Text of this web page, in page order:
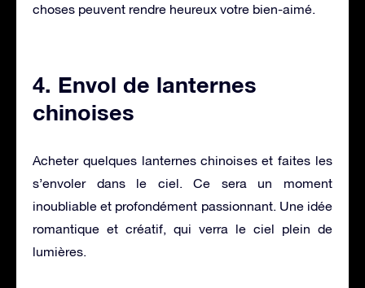
choses peuvent rendre heureux votre bien-aimé.
4. Envol de lanternes
chinoises
Acheter quelques lanternes chinoises et faites les
s’envoler dans le ciel. Ce sera un moment
inoubliable et profondément passionnant. Une idée
romantique et créatif, qui verra le ciel plein de
lumières.